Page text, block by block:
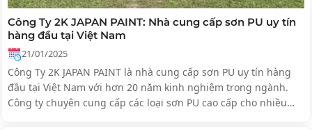
Công Ty 2K JAPAN PAINT: Nhà cung cấp sơn PU uy tín
hàng đầu tại Việt Nam
21/01/2025
Công Ty 2K JAPAN PAINT là nhà cung cấp sơn PU uy tín hàng
đầu tại Việt Nam với hơn 20 năm kinh nghiệm trong ngành.
Công ty chuyên cung cấp các loại sơn PU cao cấp cho nhiều